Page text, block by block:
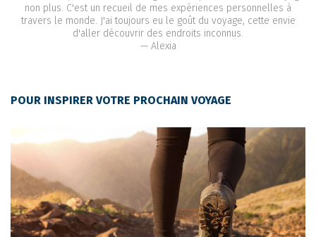
non plus. C'est un recueil de mes expériences personnelles à
travers le monde. J'ai toujours eu le goût du voyage, cette envie
d'aller découvrir des endroits inconnus.
— Alexia
POUR INSPIRER VOTRE PROCHAIN VOYAGE